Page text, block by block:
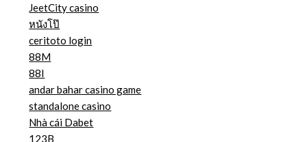
JeetCity casino
หนังโป๊
ceritoto login
88M
88I
andar bahar casino game
standalone casino
Nhà cái Dabet
123B